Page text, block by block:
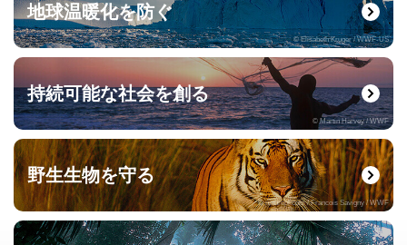
地球温暖化を防ぐ
© Elisabeth Kruger / WWF-US
持続可能な社会を創る
© Martin Harvey / WWF
野生生物を守る
© naturepl.com / Francois Savigny / WWF